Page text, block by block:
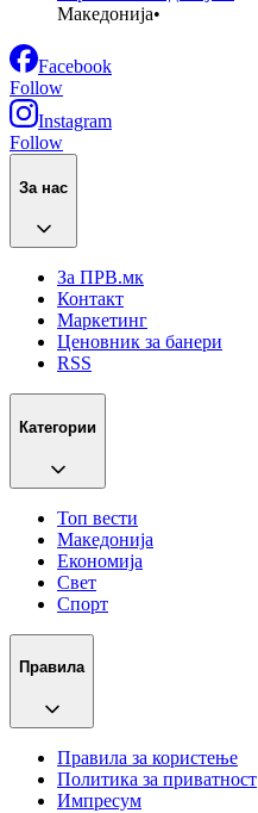
Македонија•
Facebook
Follow
Instagram
Follow
За нас
За ПРВ.мк
Контакт
Маркетинг
Ценовник за банери
RSS
Категории
Топ вести
Македонија
Економија
Свет
Спорт
Правила
Правила за користење
Политика за приватност
Импресум